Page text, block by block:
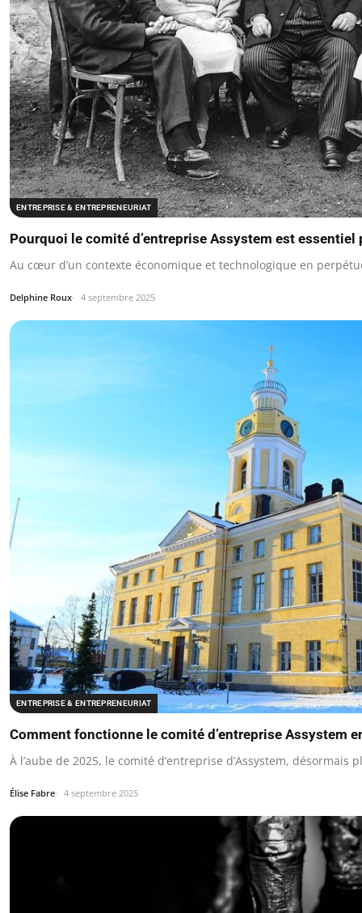
ENTREPRISE & ENTREPRENEURIAT
Pourquoi le comité d’entreprise Assystem est essentiel
Au cœur d’un contexte économique et technologique en
Delphine Roux 4 septembre 2025
ENTREPRISE & ENTREPRENEURIAT
Comment fonctionne le comité d’entreprise Assystem
À l’aube de 2025, le comité d’entreprise d’Assystem,
Élise Fabre 4 septembre 2025